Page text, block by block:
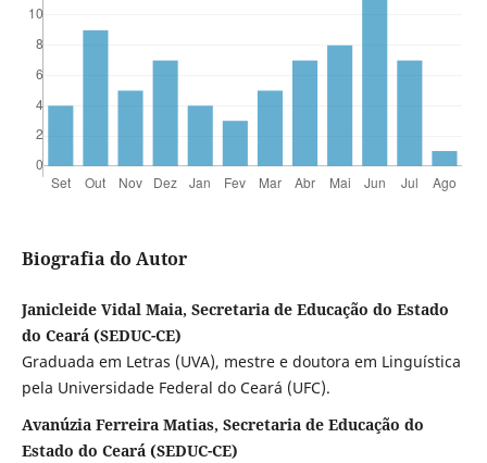
Biografia do Autor
Janicleide Vidal Maia, Secretaria de Educação do Estado
do Ceará (SEDUC-CE)
Graduada em Letras (UVA), mestre e doutora em Linguística
pela Universidade Federal do Ceará (UFC).
Avanúzia Ferreira Matias, Secretaria de Educação do
Estado do Ceará (SEDUC-CE)